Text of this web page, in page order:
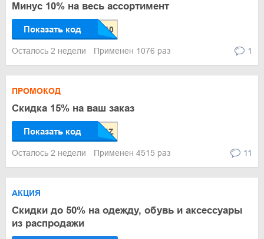
Минус 10% на весь ассортимент
Показать код
Осталось 2 недели Применен 1076 раз 1
ПРОМОКОД
Скидка 15% на ваш заказ
Показать код
Осталось 2 недели Применен 4515 раз 11
АКЦИЯ
Скидки до 50% на одежду, обувь и аксессуары
из распродажи